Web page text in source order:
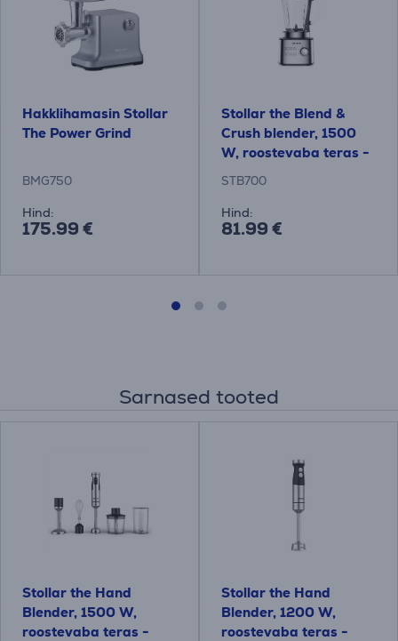
Hakklihamasin Stollar
The Power Grind
BMG750
Hind:
175.99 €
Stollar the Blend &
Crush blender, 1500
W, roostevaba teras -
Blender
STB700
Hind:
81.99 €
Sarnased tooted
Stollar the Hand
Blender, 1500 W,
roostevaba teras -
Stollar the Hand
Blender, 1200 W,
roostevaba teras -